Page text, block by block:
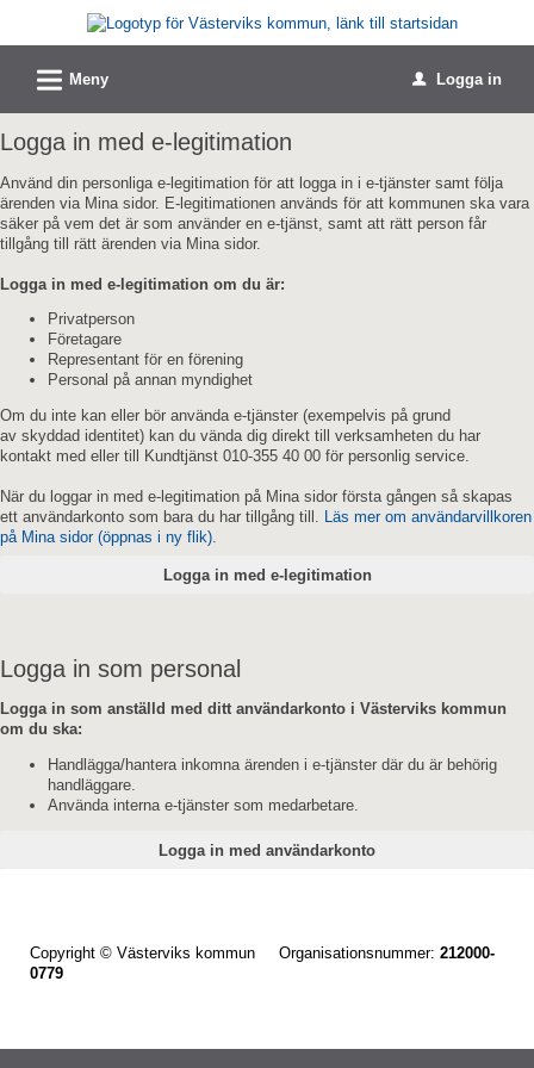
Välkommen
till
tjänster
-
Västerviks
kommun
L Meny u Logga in
Logga in med e-legitimation
Använd din personliga e-legitimation för att logga in i e-tjänster samt följa
ärenden via Mina sidor. E-legitimationen används för att kommunen ska vara
säker på vem det är som använder en e-tjänst, samt att rätt person får
tillgång till rätt ärenden via Mina sidor.
Logga in med e-legitimation om du är:
Privatperson
Företagare
Representant för en förening
Personal på annan myndighet
Om du inte kan eller bör använda e-tjänster (exempelvis på grund
av skyddad identitet) kan du vända dig direkt till verksamheten du har
kontakt med eller till Kundtjänst 010-355 40 00 för personlig service.
När du loggar in med e-legitimation på Mina sidor första gången så skapas
ett användarkonto som bara du har tillgång till. Läs mer om användarvillkoren
på Mina sidor (öppnas i ny flik).
Logga in som personal
Logga in som anställd med ditt användarkonto i Västerviks kommun
om du ska:
Handlägga/hantera inkomna ärenden i e-tjänster där du är behörig
handläggare.
Använda interna e-tjänster som medarbetare.
Copyright © Västerviks kommun Organisationsnummer: 212000-
0779